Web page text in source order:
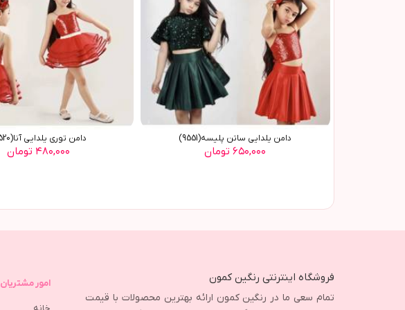
دامن يلدايي ساتن پليسه(9551)
۶۵۰,۰۰۰ تومان
دامن توري يلدايي آنا(9520)
۴۸۰,۰۰۰ تومان
فروشگاه اینترنتی رنگین کمون
تمام سعی ما در رنگین کمون ارائه بهترین محصولات با قیمت
امور مشتریان